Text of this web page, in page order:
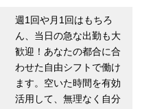
週1回や月1回はもちろ
ん、当日の急な出勤も大
歓迎！あなたの都合に合
わせた自由シフトで働け
ます。空いた時間を有効
活用して、無理なく自分